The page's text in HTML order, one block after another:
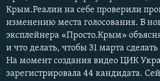
Крым.Реалии на себе проверили
изменению места голосования. В
эксплейнера «Просто.Крым»
и что делать, чтобы 31 марта сделать
На момент создания видео ЦИК
зарегистрировала 44 кандидата.